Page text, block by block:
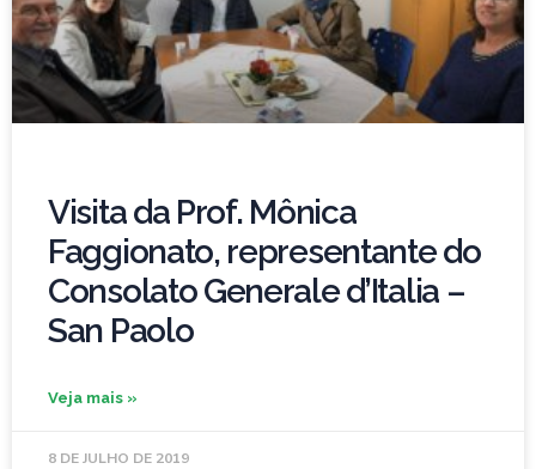
Visita da Prof. Mônica
Faggionato, representante do
Consolato Generale d’Italia –
San Paolo
Veja mais »
8 DE JULHO DE 2019